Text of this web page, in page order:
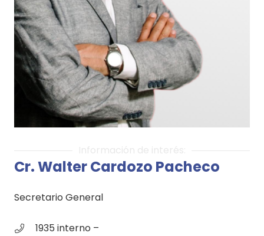
Cr. Walter Cardozo Pacheco
Secretario General
1935 interno –